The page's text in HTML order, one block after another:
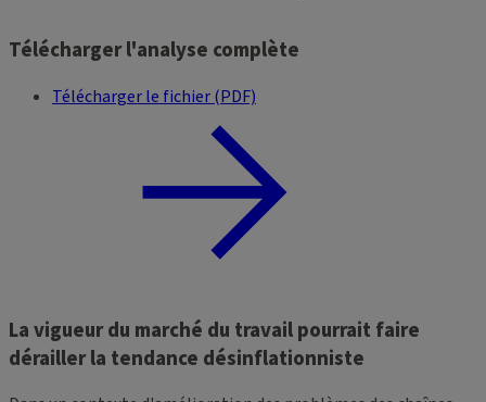
Télécharger l'analyse complète
Télécharger le fichier (PDF)
La vigueur du marché du travail pourrait faire
dérailler la tendance désinflationniste